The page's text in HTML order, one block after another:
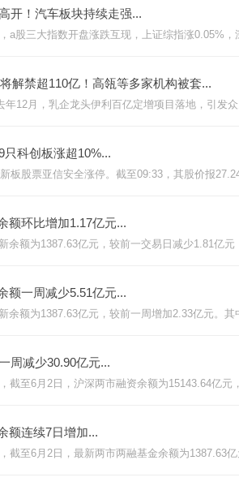
开！汽车板块持续走强...
a股三大指数开盘涨跌互现，上证综指涨0.05%，
解禁超110亿！高瓴等多家机构被套...
年12月，乳企龙头伊利百亿定增项目落地，引发
只科创板涨超10%...
板股票亚信安全涨停。截至09:33，其股价报
额环比增加1.17亿元...
余额为1387.63亿元，较前一交易日减少1.81亿元
额一周减少5.51亿元...
余额为1387.63亿元，较前一周增加2.33亿元。其
周减少30.90亿元...
截至6月2日，沪深两市融资余额为15143.64亿元
额连续7日增加...
截至6月2日，最新两市两融基金余额为1387.63